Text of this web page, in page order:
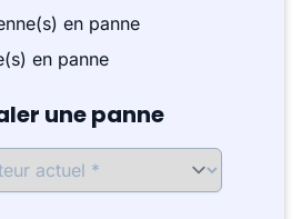
en panne
en panne
une panne